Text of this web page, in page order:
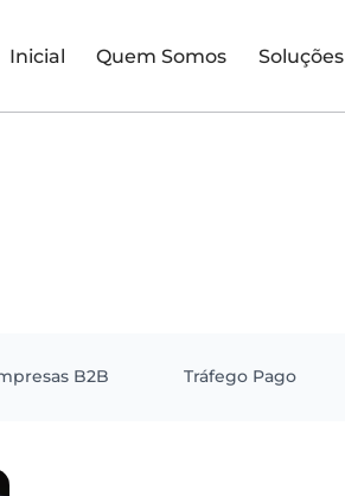
Inicial Quem Somos Soluções
B2B Tráfego Pago